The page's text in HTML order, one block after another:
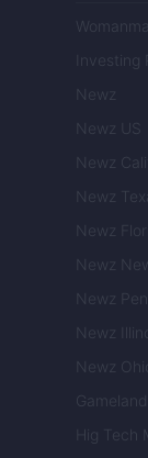
Investing
Newz
Newz US
Newz
Newz
Newz
Newz
Newz
Newz
Newz Ohio
Gameland
Hig Tech